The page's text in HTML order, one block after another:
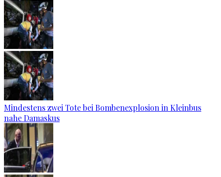
Mindestens zwei Tote bei Bombenexplosion in Kleinbus
nahe Damaskus